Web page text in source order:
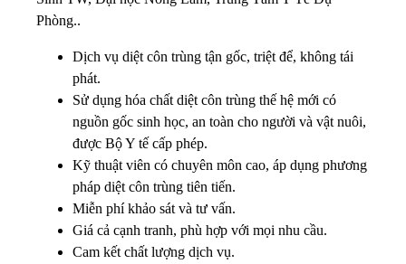
Phòng..
Dịch vụ diệt côn trùng tận gốc, triệt để, không tái
phát.
Sử dụng hóa chất diệt côn trùng thế hệ mới có
nguồn gốc sinh học, an toàn cho người và vật nuôi,
được Bộ Y tế cấp phép.
Kỹ thuật viên có chuyên môn cao, áp dụng phương
pháp diệt côn trùng tiên tiến.
Miễn phí khảo sát và tư vấn.
Giá cả cạnh tranh, phù hợp với mọi nhu cầu.
Cam kết chất lượng dịch vụ.